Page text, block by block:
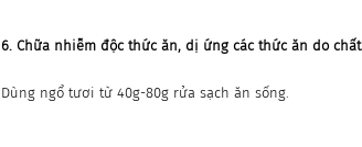
6. Chữa nhiễm độc thức ăn, dị ứng các thức ăn do
Dùng ngổ tươi từ 40g-80g rửa sạch ăn sống.